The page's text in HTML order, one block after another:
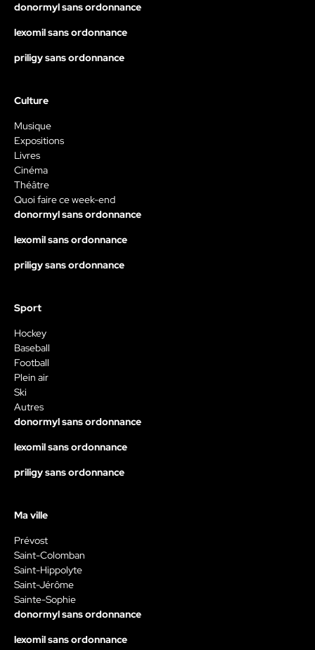
donormyl sans ordonnance
lexomil sans ordonnance
priligy sans ordonnance
Culture
Musique
Expositions
Livres
Cinéma
Théâtre
Quoi faire ce week-end
donormyl sans ordonnance
lexomil sans ordonnance
priligy sans ordonnance
Sport
Hockey
Baseball
Football
Plein air
Ski
Autres
donormyl sans ordonnance
lexomil sans ordonnance
priligy sans ordonnance
Ma ville
Prévost
Saint-Colomban
Saint-Hippolyte
Saint-Jérôme
Sainte-Sophie
donormyl sans ordonnance
lexomil sans ordonnance